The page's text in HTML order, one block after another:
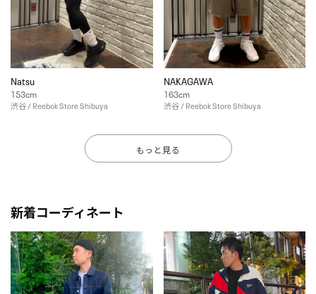
Natsu
153cm
渋谷 / Reebok Store Shibuya
NAKAGAWA
163cm
渋谷 / Reebok Store Shibuya
もっと見る
新着コーディネート